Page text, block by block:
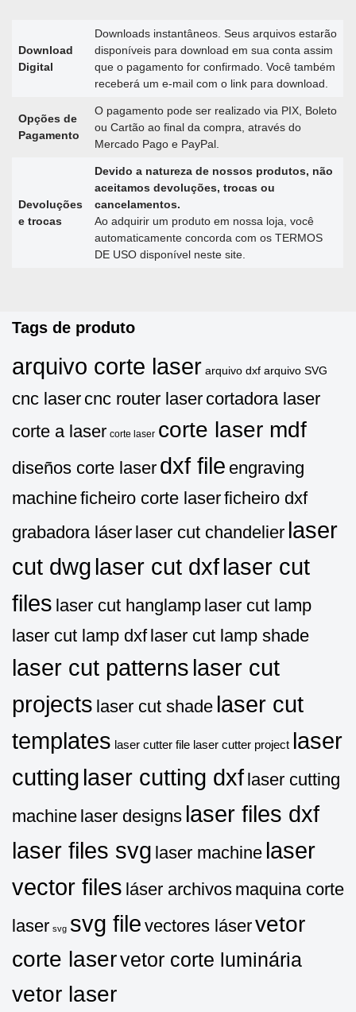
Download
Digital
Downloads instantâneos. Seus arquivos estarão
disponíveis para download em sua conta assim
que o pagamento for confirmado. Você também
receberá um e-mail com o link para download.
Opções de
Pagamento
O pagamento pode ser realizado via PIX, Boleto
ou Cartão ao final da compra, através do
Mercado Pago e PayPal.
Devoluções
e trocas
Devido a natureza de nossos produtos, não
aceitamos devoluções, trocas ou
cancelamentos.
Ao adquirir um produto em nossa loja, você
automaticamente concorda com os TERMOS
DE USO disponível neste site.
Tags de produto
arquivo corte laser arquivo dxf arquivo SVG
cnc laser cnc router laser cortadora laser
corte a laser corte laser corte laser mdf
diseños corte laser dxf file engraving
machineficheiro corte laserficheiro dxf
grabadora láser laser cut chandelier laser
cut dwg laser cut dxflaser cut
files laser cut hanglamp laser cut lamp
laser cut lamp dxf laser cut lamp shade
laser cut patterns laser cut
projects laser cut shade laser cut
templates laser cutter file laser cutter project laser
cutting laser cutting dxf laser cutting
machine laser designs laser files dxf
laser files svg laser machine laser
vector files láser archivos maquina corte
laser svg svg file vectores láservetor
corte laservetor corte luminária
vetor laser